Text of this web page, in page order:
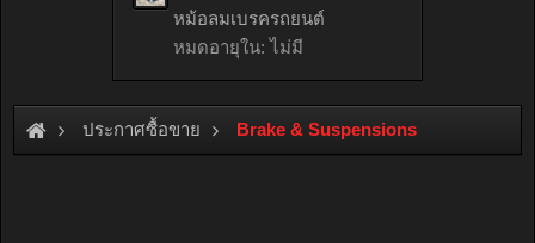
หม้อลมเบรครถยนต์
หมดอายุใน: ไม่มี
ประกาศซื้อขาย Brake & Suspensions